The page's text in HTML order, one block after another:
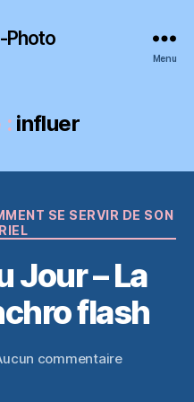
Photo
Menu
: influer
SE SERVIR DE SON
Jour – La
flash
commentairesur